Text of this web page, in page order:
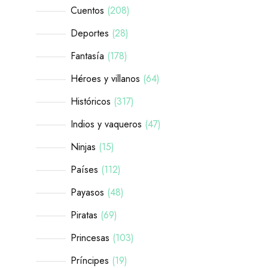
Cuentos 208
Deportes 28
Fantasía 178
Héroes y villanos 64
Históricos 317
Indios y vaqueros 47
Ninjas 15
Países 112
Payasos 48
Piratas 69
Princesas 103
Príncipes 19